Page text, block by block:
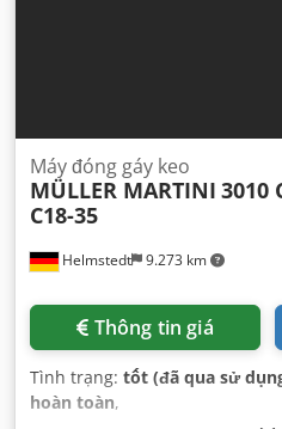
Helmstedt 9.273 km
Máy đóng gáy keo
MÜLLER MARTINI 3010
C18-35
Thông tin giá
Tình trạng: tốt (đã qua sử
hoàn toàn,